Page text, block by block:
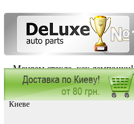
Меняем стекла, как лампочки!
Заказать установку автостекла в
Киеве